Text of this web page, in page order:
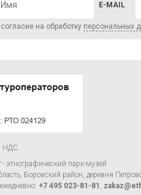
E-MAIL
на обработку персональных
НДС.
парк-музей
Боровский район, деревня
ежедневно: +7 495 023-81-81 ,